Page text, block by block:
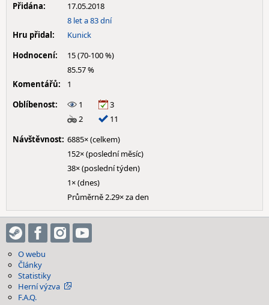
Přidána:
17.05.2018
8 let a 83 dní
Hru přidal:
Kunick
Hodnocení:
15 (70-100 %)
85.57 %
Komentářů:
1
Oblíbenost:
1
3
2
11
Návštěvnost: 6885× (celkem)
152× (poslední měsíc)
38× (poslední týden)
1× (dnes)
Průměrně 2.29× za den
O webu
Články
Statistiky
Herní výzva
F.A.Q.